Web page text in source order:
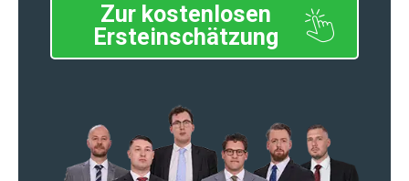
Zur kostenlosen
Ersteinschätzung